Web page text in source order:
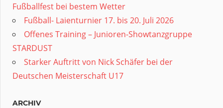
Fußballfest bei bestem Wetter
Fußball- Laienturnier 17. bis 20. Juli 2026
Offenes Training – Junioren-Showtanzgruppe
STARDUST
Starker Auftritt von Nick Schäfer bei der
Deutschen Meisterschaft U17
ARCHIV